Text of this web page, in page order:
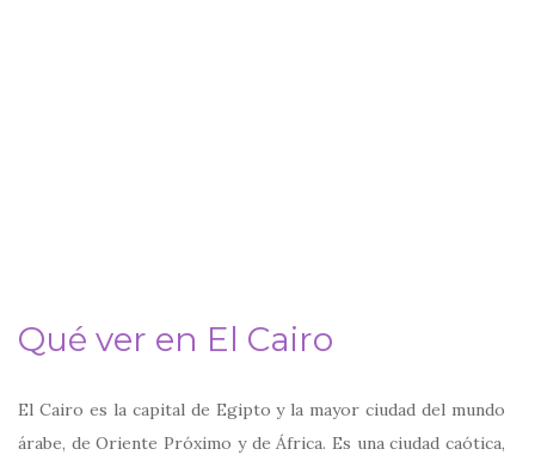
Qué ver en El Cairo
El Cairo es la capital de Egipto y la mayor ciudad del mundo
árabe, de Oriente Próximo y de África. Es una ciudad caótica,